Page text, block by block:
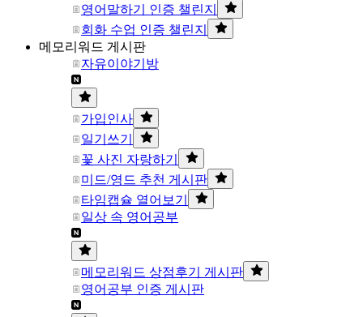
영어말하기 인증 챌린지
회화 수업 인증 챌린지
메모리워드 게시판
자유이야기방
가입인사
일기쓰기
꽃 사진 자랑하기
미드/영드 추천 게시판
타임캡슐 열어보기
일상 속 영어공부
메모리워드 상점후기 게시판
영어공부 인증 게시판